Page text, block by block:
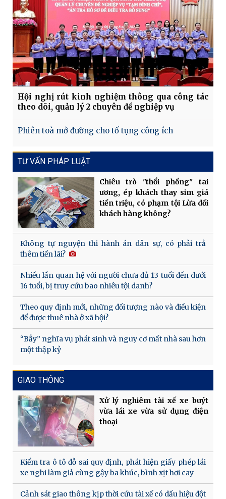
Hội nghị rút kinh nghiệm thông qua công tác
theo dõi, quản lý 2 chuyên đề nghiệp vụ
Phiên toà mở đường cho tố tụng công ích
TƯ VẤN PHÁP LUẬT
Chiêu trò "thổi phồng" tai
ương, ép khách thay sim giá
tiền triệu, có phạm tội Lừa dối
khách hàng không?
Không tự nguyện thi hành án dân sự, có phải trả
thêm tiền lãi?
Nhiều lần quan hệ với người chưa đủ 13 tuổi đến dưới
16 tuổi, bị truy cứu bao nhiêu tội danh?
Theo quy định mới, những đối tượng nào và điều kiện
để được thuê nhà ở xã hội?
“Bẫy” nghĩa vụ phát sinh và nguy cơ mất nhà sau hơn
một thập kỷ
GIAO THÔNG
Xử lý nghiêm tài xế xe buýt
vừa lái xe vừa sử dụng điện
thoại
Kiểm tra ô tô đỗ sai quy định, phát hiện giấy phép lái
xe nghi làm giả cùng gậy ba khúc, bình xịt hơi cay
Cảnh sát giao thông kịp thời cứu tài xế có dấu hiệu đột